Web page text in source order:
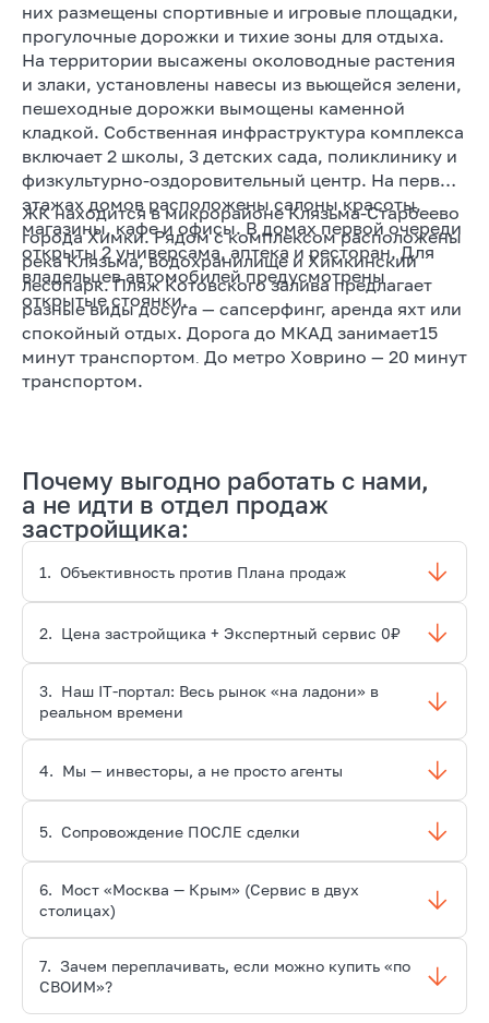
них размещены спортивные и игровые площадки,
прогулочные дорожки и тихие зоны для отдыха.
На территории высажены околоводные растения
и злаки, установлены навесы из вьющейся зелени,
пешеходные дорожки вымощены каменной
кладкой. Собственная инфраструктура комплекса
включает 2 школы, 3 детских сада, поликлинику и
физкультурно-оздоровительный центр. На первых
этажах домов расположены салоны красоты,
магазины, кафе и офисы. В домах первой очереди
открыты 2 универсама, аптека и ресторан. Для
владельцев автомобилей предусмотрены
открытые стоянки.
ЖК находится в микрорайоне Клязьма-Старбеево
города Химки. Рядом с комплексом расположены
река Клязьма, водохранилище и Химкинский
лесопарк. Пляж Котовского залива предлагает
разные виды досуга — сапсерфинг, аренда яхт или
спокойный отдых. Дорога до МКАД занимает15
минут транспортом. До метро Ховрино — 20 минут
транспортом.
Почему выгодно работать с нами,
а не идти в отдел продаж
застройщика:
1. Объективность против Плана продаж
2. Цена застройщика + Экспертный сервис 0₽
3. Наш IT-портал: Весь рынок «на ладони» в
реальном времени
4. Мы — инвесторы, а не просто агенты
5. Сопровождение ПОСЛЕ сделки
6. Мост «Москва — Крым» (Сервис в двух
столицах)
7. Зачем переплачивать, если можно купить «по
СВОИМ»?